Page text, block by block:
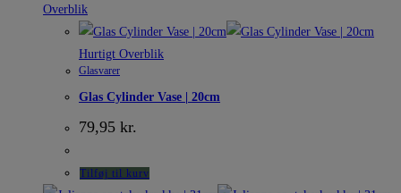
Overblik
Hurtigt Overblik
Glasvarer
Glas Cylinder Vase | 20cm
79,95 kr.
Tilføj til kurv